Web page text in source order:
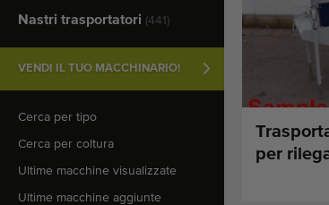
Nastri trasportatori (441)
VENDI IL TUO MACCHINARIO!
Cerca per tipo
Cerca per coltura
Ultime macchine visualizzate
Ultime macchine aggiunte
per